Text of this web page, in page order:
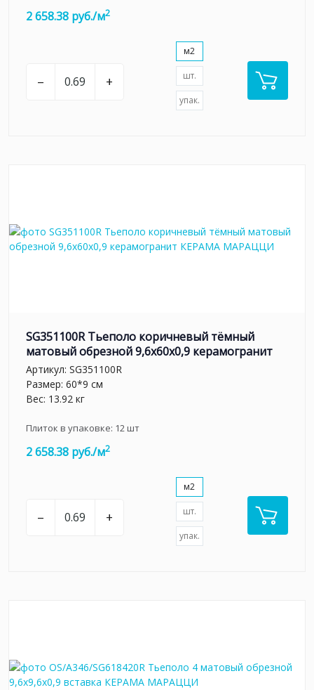
2 658.38 руб./м2
– +
м2
шт.
упак.
SG351100R Тьеполо коричневый тёмный
матовый обрезной 9,6x60x0,9 керамогранит
Артикул: SG351100R
Размер: 60*9 см
Вес: 13.92 кг
Плиток в упаковке: 12шт
2 658.38 руб./м2
– +
м2
шт.
упак.